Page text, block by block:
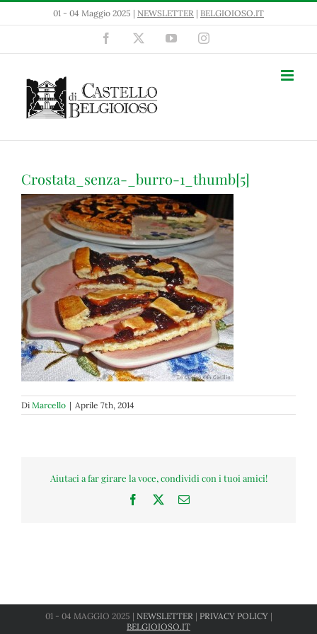
Salta
01 - 04 Maggio 2025 | NEWSLETTER | BELGIOIOSO.IT
Facebook YouTubeInstagram
Crostata_senza-_burro-1_thumb[5]
Di Marcello | Aprile 7th, 2014
Aiutaci a far girare la voce, condividi con i tuoi amici!
Facebook Email
01 - 04 MAGGIO 2025 | NEWSLETTER | PRIVACY POLICY|
BELGIOIOSO.IT